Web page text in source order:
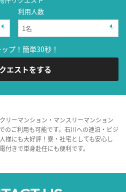
利用人数
プ！簡単30秒！
エストをする
リーマンション・マンスリーマンション
のご利用も可能です。石川への連泊・ビジ
様にも大好評！寮・社宅としても安心し
付きで単身赴任にも便利です。